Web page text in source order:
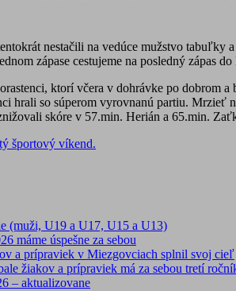
nestačili na vedúce mužstvo
zápase cestujeme na posledný zápas
ktorí včera v dohrávke po dobrom
hrali so súperom vyrovnanú partiu. Mrzieť
skóre v 57.min. Herián a 65.min.
športový víkend.
(muži, U19 a U17, U15 a U13)
máme úspešne za sebou
a prípraviek v Miezgovciach splnil svoj cieľ
žiakov a prípraviek má za sebou tretí
– aktualizovane